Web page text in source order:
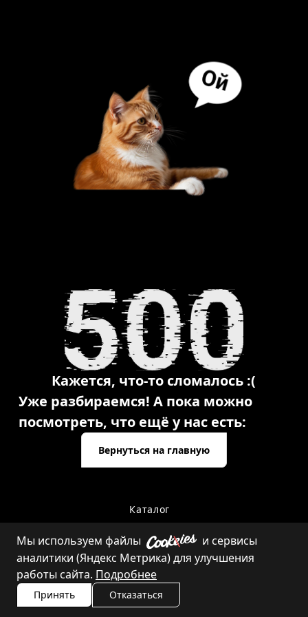
Кажется, что-то сломалось :(
Уже разбираемся! А пока можно
посмотреть, что ещё у нас есть:
Вернуться на главную
Каталог
Контакты
Мы используем файлы
и сервисы
аналитики (Яндекс Метрика) для улучшения
работы сайта. Подробнее
Принять Отказаться